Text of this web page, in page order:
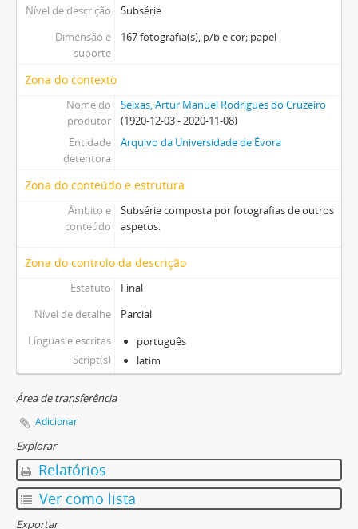
Nível de descrição
Subsérie
Dimensão e
suporte
167 fotografia(s), p/b e cor; papel
Zona do contexto
Nome do
produtor
Seixas, Artur Manuel Rodrigues do Cruzeiro
(1920-12-03 - 2020-11-08)
Entidade
detentora
Arquivo da Universidade de Évora
Zona do conteúdo e estrutura
Âmbito e
conteúdo
Subsérie composta por fotografias de outros
aspetos.
Zona do controlo da descrição
Estatuto
Final
Nível de detalhe
Parcial
Línguas e escritas
português
Script(s)
latim
Área de transferência
Adicionar
Explorar
Relatórios
Ver como lista
Exportar